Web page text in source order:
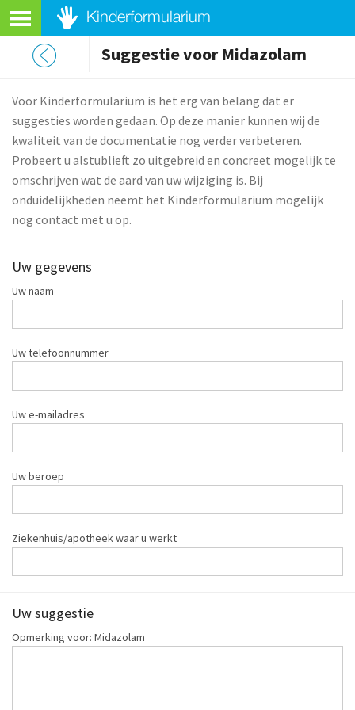
Suggestie voor Midazolam
Voor Kinderformularium is het erg van belang dat er
suggesties worden gedaan. Op deze manier kunnen wij de
kwaliteit van de documentatie nog verder verbeteren.
Probeert u alstublieft zo uitgebreid en concreet mogelijk te
omschrijven wat de aard van uw wijziging is. Bij
onduidelijkheden neemt het Kinderformularium mogelijk
nog contact met u op.
Uw gegevens
Uw naam
Uw telefoonnummer
Uw e-mailadres
Uw beroep
Ziekenhuis/apotheek waar u werkt
Uw suggestie
Opmerking voor: Midazolam